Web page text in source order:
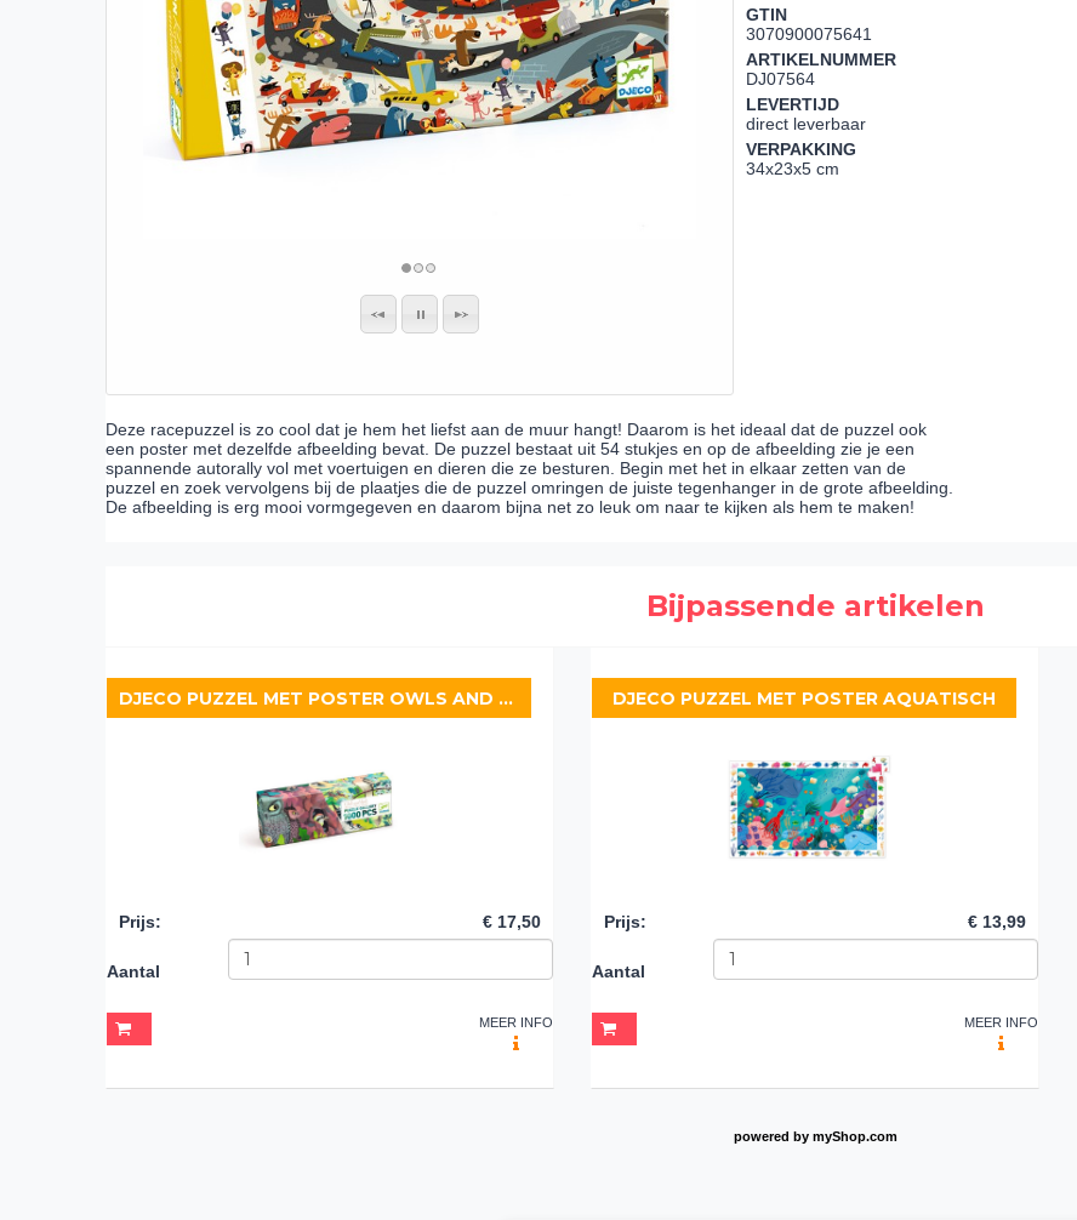
GTIN
3070900075641
ARTIKELNUMMER
DJ07564
LEVERTIJD
direct leverbaar
VERPAKKING
34x23x5 cm
Deze racepuzzel is zo cool dat je hem het liefst aan de muur hangt! Daarom is het ideaal dat de puzzel ook
een poster met dezelfde afbeelding bevat. De puzzel bestaat uit 54 stukjes en op de afbeelding zie je een
spannende autorally vol met voertuigen en dieren die ze besturen. Begin met het in elkaar zetten van de
puzzel en zoek vervolgens bij de plaatjes die de puzzel omringen de juiste tegenhanger in de grote afbeelding.
De afbeelding is erg mooi vormgegeven en daarom bijna net zo leuk om naar te kijken als hem te maken!
Bijpassende artikelen
DJECO PUZZEL MET POSTER OWLS AND BIRDS
Prijs: € 17,50
Aantal
MEER INFO
DJECO PUZZEL MET POSTER AQUATISCH
Prijs: € 13,99
Aantal
MEER INFO
powered by myShop.com